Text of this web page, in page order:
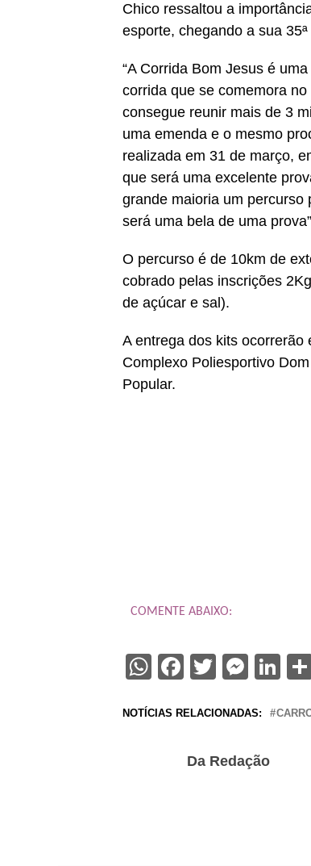
Chico ressaltou a
esporte, chegando a sua
“A Corrida Bom Jesus é
corrida que se comemora
consegue reunir mais de 3
uma emenda e o mesmo
realizada em 31 de março,
que será uma excelente
grande maioria um percurso
será uma bela de uma
O percurso é de 10km de
cobrado pelas inscrições
de açúcar e sal).
A entrega dos kits
Complexo Poliesportivo
Popular.
COMENTE ABAIXO:
WhatsApp
Facebook
Twitter
NOTÍCIAS RELACIONADAS:
Da Redação